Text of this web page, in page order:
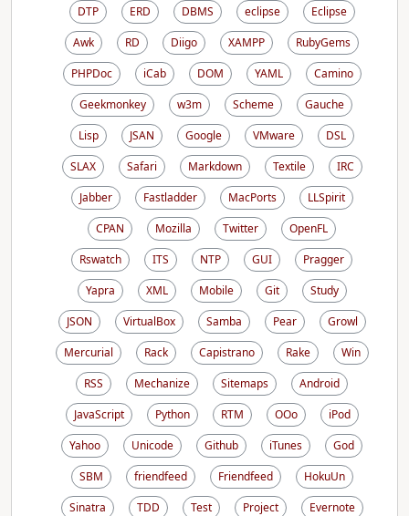
DTP
ERD DBMS eclipse
Eclipse
Awk
RD Diigo XAMPP
RubyGems
PHPDoc
iCab DOM YAML
Camino
Geekmonkey
w3m Scheme
Gauche
Lisp
JSAN Google VMware
DSL
SLAX
Safari Markdown Textile
IRC
Jabber
Fastladder MacPorts
LLSpirit
CPAN
Mozilla Twitter
OpenFL
Rswatch
ITS NTP GUI
Pragger
Yapra
XML Mobile Git
Study
JSON
VirtualBox Samba Pear
Growl
Mercurial
Rack Capistrano Rake
Win
RSS
Mechanize Sitemaps
Android
JavaScript
Python RTM OOo
iPod
Yahoo
Unicode Github iTunes
God
SBM
friendfeed Friendfeed
HokuUn
Sinatra
TDD Test Project
Evernote